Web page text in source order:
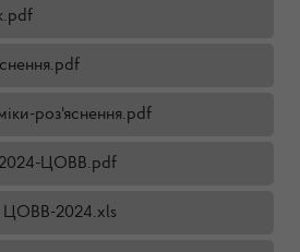
роз'яснення.pdf
2024-ЦОВВ.pdf
ЦОВВ-2024.xls